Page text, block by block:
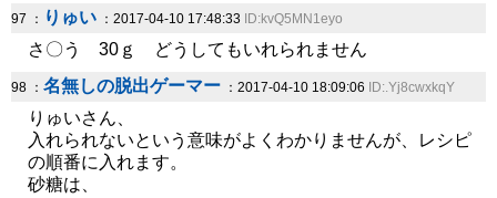
97 ： りゅい ：2017-04-10 17:48:33 ID:kvQ5MN1eyo
さ〇う 30ｇ どうしてもいれられません
98 ： 名無しの脱出ゲーマー ：2017-04-10 18:09:06 ID:.Yj8cwxkqY
りゅいさん、
入れられないという意味がよくわかりませんが、レシピ
の順番に入れます。
砂糖は、